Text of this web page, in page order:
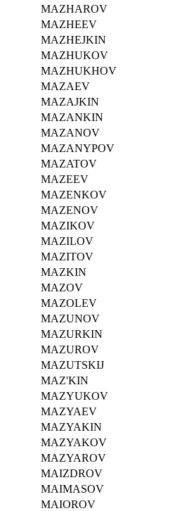
MAZHAROV
MAZHEEV
MAZHEJKIN
MAZHUKOV
MAZHUKHOV
MAZAEV
MAZAJKIN
MAZANKIN
MAZANOV
MAZANYPOV
MAZATOV
MAZEEV
MAZENKOV
MAZENOV
MAZIKOV
MAZILOV
MAZITOV
MAZKIN
MAZOV
MAZOLEV
MAZUNOV
MAZURKIN
MAZUROV
MAZUTSKIJ
MAZ'KIN
MAZYUKOV
MAZYAEV
MAZYAKIN
MAZYAKOV
MAZYAROV
MAIZDROV
MAIMASOV
MAIOROV